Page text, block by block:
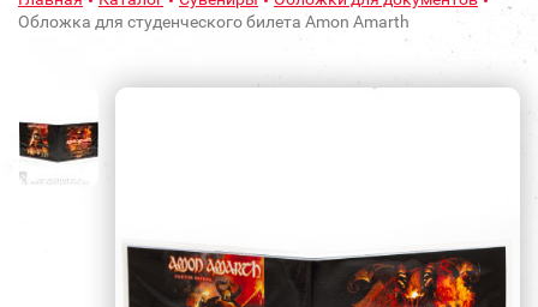
Обложка для студенческого билета Amon Amarth